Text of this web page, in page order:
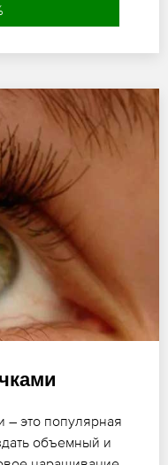
– это популярная
объемный и